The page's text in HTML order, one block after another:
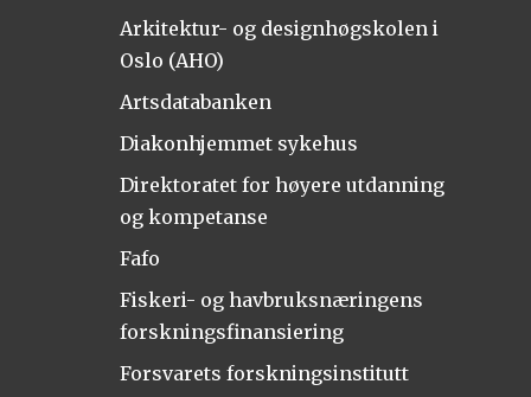
Arkitektur- og designhøgskolen i
Oslo (AHO)
Artsdatabanken
Diakonhjemmet sykehus
Direktoratet for høyere utdanning
og kompetanse
Fafo
Fiskeri- og havbruksnæringens
forskningsfinansiering
Forsvarets forskningsinstitutt